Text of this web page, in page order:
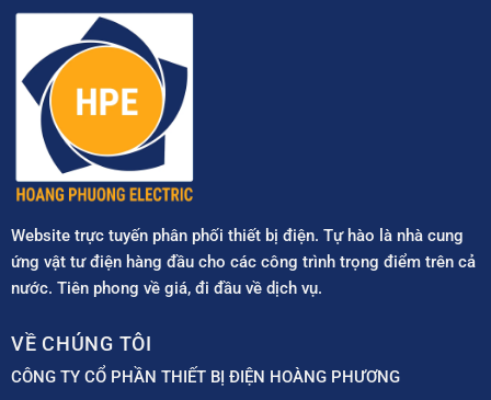
Website trực tuyến phân phối thiết bị điện. Tự hào là nhà cung
ứng vật tư điện hàng đầu cho các công trình trọng điểm trên cả
nước. Tiên phong về giá, đi đầu về dịch vụ.
VỀ CHÚNG TÔI
CÔNG TY CỔ PHẦN THIẾT BỊ ĐIỆN HOÀNG PHƯƠNG